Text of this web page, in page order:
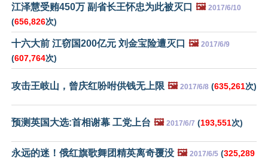
江泽慧受贿450万 副省长王怀忠为此被灭口 🖼️ 2017/6/10
(656,826次)
十六大前 江窃国200亿元 刘金宝险遭灭口 🖼️ 2017/6/9
(607,764次)
攻击王岐山，曾庆红吩咐供钱无上限 🖼️ 2017/6/8 (635,261次)
预测英国大选:首相谢幕 工党上台 🖼️ 2017/6/7 (193,551次)
永远的迷！俄红旗歌舞团精英离奇覆没 🖼️ 2017/6/5 (325,289